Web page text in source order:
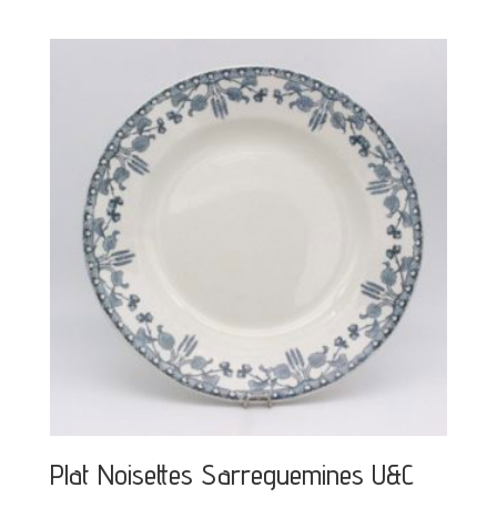
Plat Noisettes Sarreguemines U&C